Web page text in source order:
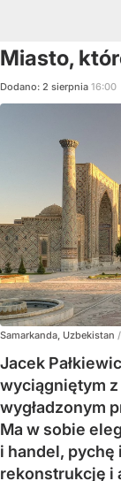
Miasto,
Dodano: 2 sierpnia 16:00
Samarkanda, Uzbekistan
Jacek
wyciągniętym
wygładzonym
Ma w sobie
i handel, pychę
rekonstrukcję i